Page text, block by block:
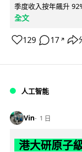
季度收入按年飆升
全文
129 17 ↗
人工智能
Vin 1 日
港大研原子